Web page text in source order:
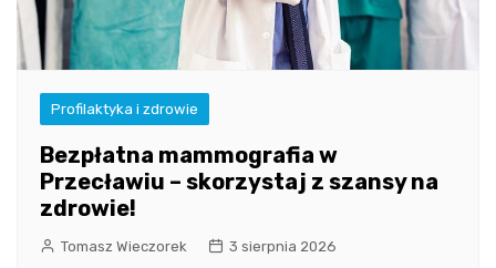
Profilaktyka i zdrowie
Bezpłatna mammografia w
Przecławiu – skorzystaj z szansy na
zdrowie!
Tomasz Wieczorek 3 sierpnia 2026